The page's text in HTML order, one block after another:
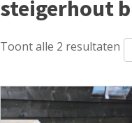
steigerhout
Toont alle 2 resultaten
Dit
product